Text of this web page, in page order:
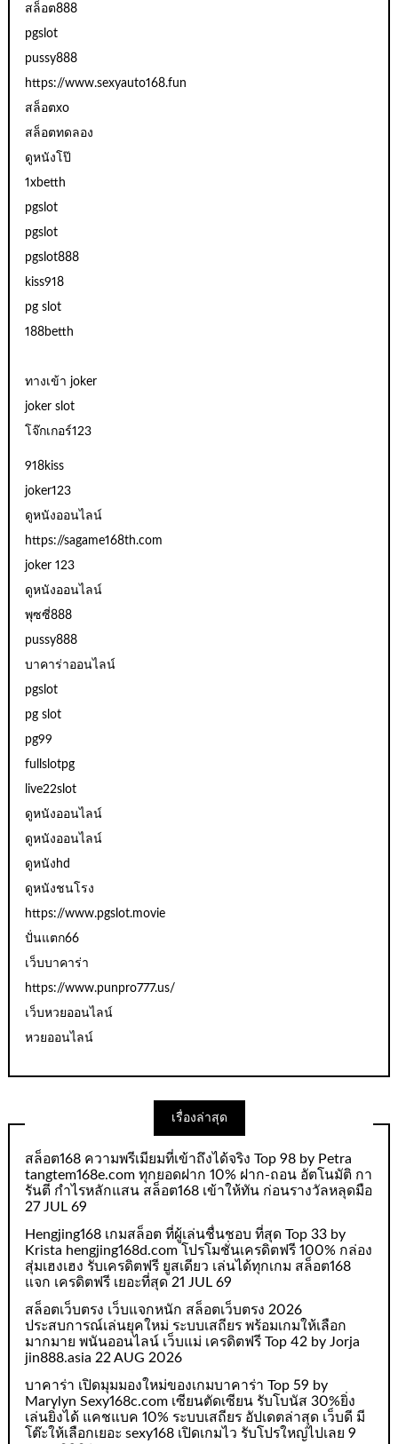
สล็อต888
pgslot
pussy888
https://www.sexyauto168.fun
สล็อตxo
สล็อตทดลอง
ดูหนังโป๊
1xbetth
pgslot
pgslot
pgslot888
kiss918
pg slot
188betth
ทางเข้า joker
joker slot
โจ๊กเกอร์123
918kiss
joker123
ดูหนังออนไลน์
https://sagame168th.com
joker 123
ดูหนังออนไลน์
พุซซี่888
pussy888
บาคาร่าออนไลน์
pgslot
pg slot
pg99
fullslotpg
live22slot
ดูหนังออนไลน์
ดูหนังออนไลน์
ดูหนังhd
ดูหนังชนโรง
https://www.pgslot.movie
ปั่นแตก66
เว็บบาคาร่า
https://www.punpro777.us/
เว็บหวยออนไลน์
หวยออนไลน์
เรื่องล่าสุด
สล็อต168 ความพรีเมียมที่เข้าถึงได้จริง Top 98 by Petra
tangtem168e.com ทุกยอดฝาก 10% ฝาก-ถอน อัตโนมัติ กา
รันตี กำไรหลักแสน สล็อต168 เข้าให้ทัน ก่อนรางวัลหลุดมือ
27 JUL 69
Hengjing168 เกมสล็อต ที่ผู้เล่นชื่นชอบ ที่สุด Top 33 by
Krista hengjing168d.com โปรโมชั่นเครดิตฟรี 100% กล่อง
สุ่มเฮงเฮง รับเครดิตฟรี ยูสเดียว เล่นได้ทุกเกม สล็อต168
แจก เครดิตฟรี เยอะที่สุด 21 JUL 69
สล็อตเว็บตรง เว็บแจกหนัก สล็อตเว็บตรง 2026
ประสบการณ์เล่นยุคใหม่ ระบบเสถียร พร้อมเกมให้เลือก
มากมาย พนันออนไลน์ เว็บแม่ เครดิตฟรี Top 42 by Jorja
jin888.asia 22 AUG 2026
บาคาร่า เปิดมุมมองใหม่ของเกมบาคาร่า Top 59 by
Marylyn Sexy168c.com เซียนตัดเซียน รับโบนัส 30%ยิ่ง
เล่นยิ่งได้ แคชแบค 10% ระบบเสถียร อัปเดตล่าสุด เว็บดี มี
โต๊ะให้เลือกเยอะ sexy168 เปิดเกมไว รับโปรใหญ่ไปเลย 9